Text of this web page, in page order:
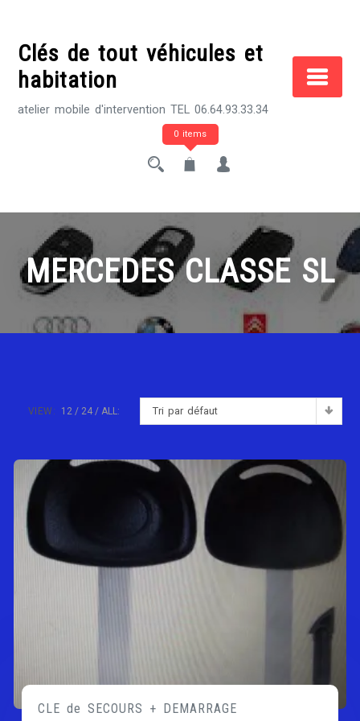
contentClés de tout véhicules et
habitation
atelier mobile d'intervention TEL 06.64.93.33.34
0 items
MERCEDES CLASSE SL
Tri par défaut
VIEW: 12 24 ALL:
CLE de SECOURS + DEMARRAGE